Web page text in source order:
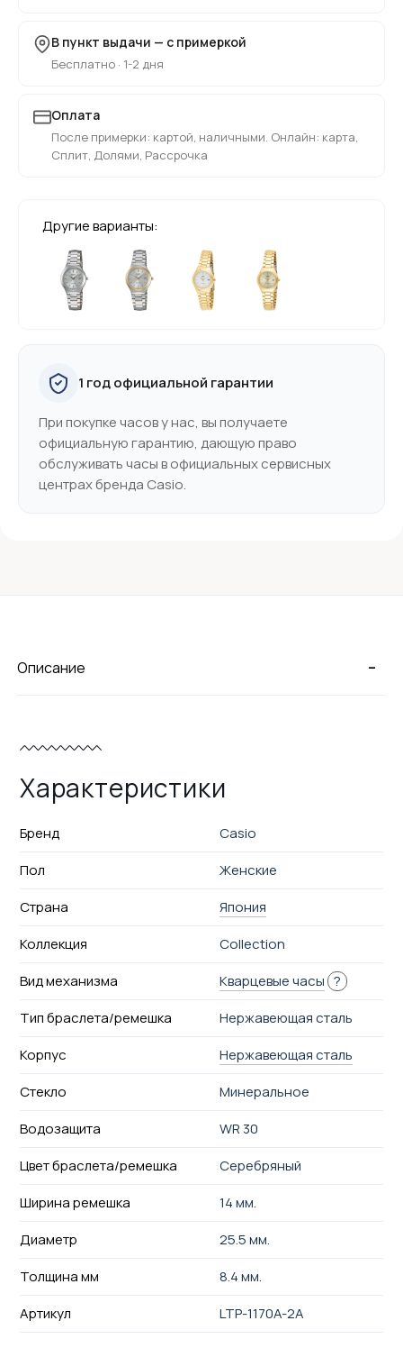
В пункт выдачи — с примеркой
Бесплатно · 1-2 дня
Оплата
После примерки: картой, наличными. Онлайн: карта,
Сплит, Долями, Рассрочка
Другие варианты:
1 год официальной гарантии
При покупке часов у нас, вы получаете
официальную гарантию, дающую право
обслуживать часы в официальных сервисных
центрах бренда Casio.
-
Описание
Характеристики
Бренд
Casio
Пол
Женские
Страна
Япония
Коллекция
Collection
Вид механизма
Кварцевые часы ?
Тип браслета/ремешка
Нержавеющая сталь
Корпус
Нержавеющая сталь
Стекло
Минеральное
Водозащита
WR 30
Цвет браслета/ремешка
Серебряный
Ширина ремешка
14 мм.
Диаметр
25.5 мм.
Толщина мм
8.4 мм.
Артикул
LTP-1170A-2A